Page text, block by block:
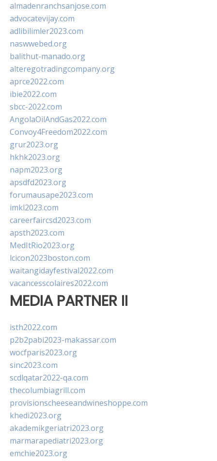
almadenranchsanjose.com
advocatevijay.com
adlibilimler2023.com
naswwebed.org
balithut-manado.org
alteregotradingcompany.org
aprce2022.com
ibie2022.com
sbcc-2022.com
AngolaOilAndGas2022.com
Convoy4Freedom2022.com
grur2023.org
hkhk2023.org
napm2023.org
apsdfd2023.org
forumausape2023.com
imkl2023.com
careerfaircsd2023.com
apsth2023.com
MedItRio2023.org
lcicon2023boston.com
waitangidayfestival2022.com
vacancesscolaires2022.com
MEDIA PARTNER II
isth2022.com
p2b2pabi2023-makassar.com
wocfparis2023.org
sinc2023.com
scdlqatar2022-qa.com
thecolumbiagrill.com
provisionscheeseandwineshoppe.com
khedi2023.org
akademikgeriatri2023.org
marmarapediatri2023.org
emchie2023.org